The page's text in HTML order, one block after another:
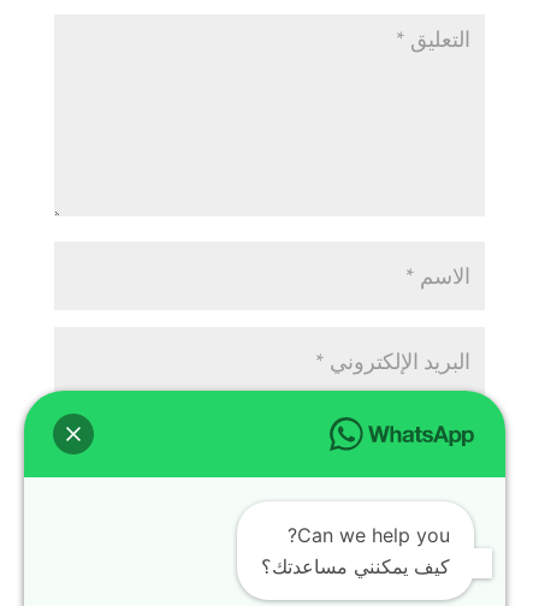
Can we help you?
كيف يمكنني مساعدتك؟